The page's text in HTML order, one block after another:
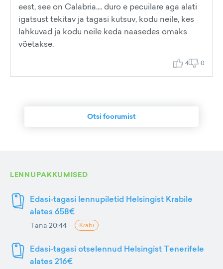
eest, see on Calabria.... duro e pecuilare aga alati
igatsust tekitav ja tagasi kutsuv, kodu neile, kes
lahkuvad ja kodu neile keda naasedes omaks
võetakse.
4 0
Otsi foorumist
LENNUPAKKUMISED
Edasi-tagasi lennupiletid Helsingist Krabile
alates 658€
Täna 20:44 Krabi
Edasi-tagasi otselennud Helsingist Tenerifele
alates 216€